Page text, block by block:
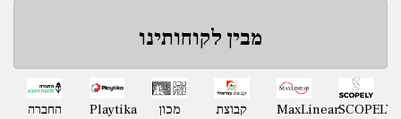
מבין לקוחותינו
החברה
Playtika
מכון
קבוצת
MaxLinearSCOPELY